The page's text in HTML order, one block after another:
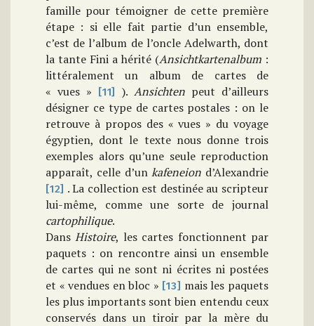
famille pour témoigner de cette première
étape : si elle fait partie d’un ensemble,
c’est de l’album de l’oncle Adelwarth, dont
la tante Fini a hérité (Ansichtkartenalbum :
littéralement un album de cartes de
« vues »
[11] ).Ansichten peut d’ailleurs
désigner ce type de cartes postales : on le
retrouve à propos des « vues » du voyage
égyptien, dont le texte nous donne trois
exemples alors qu’une seule reproduction
apparaît, celle d’unkafeneion d’Alexandrie
[12] . La collection est destinée au scripteur
lui-même, comme une sorte de journal
cartophilique.
DansHistoire, les cartes fonctionnent par
paquets : on rencontre ainsi un ensemble
de cartes qui ne sont ni écrites ni postées
et « vendues en bloc » [13] mais les paquets
les plus importants sont bien entendu ceux
conservés dans un tiroir par la mère du